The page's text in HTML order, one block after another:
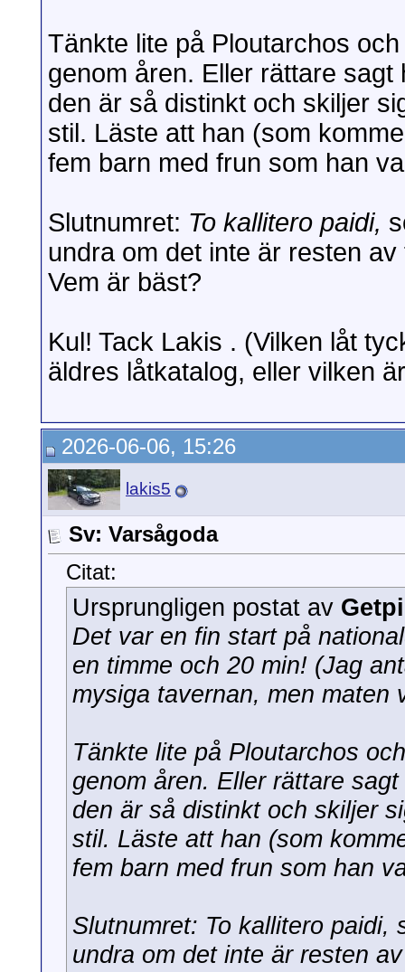
Tänkte lite på Ploutarchos
genom åren. Eller rättare
den är så distinkt och skiljer
stil. Läste att han (som
fem barn med frun som han
Slutnumret: To kallitero paidi,
undra om det inte är resten
Vem är bäst?
Kul! Tack Lakis . (Vilken låt
äldres låtkatalog, eller vilken
2026-06-06, 15:26
lakis5
Sv: Varsågoda
Citat:
Ursprungligen postat av
Det var en fin start på
en timme och 20 min! (Jag
mysiga tavernan, men maten
Tänkte lite på Ploutarchos
genom åren. Eller rättare
den är så distinkt och skiljer
stil. Läste att han (som
fem barn med frun som han
Slutnumret: To kallitero paidi,
undra om det inte är resten